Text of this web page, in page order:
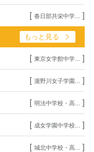
[ 春日部共栄中学... ]
もっと見る
[ 東京女学館中学... ]
[ 瀧野川女子学園... ]
[ 明法中学校・高... ]
[ 成女学園中学校... ]
[ 城北中学校・高... ]